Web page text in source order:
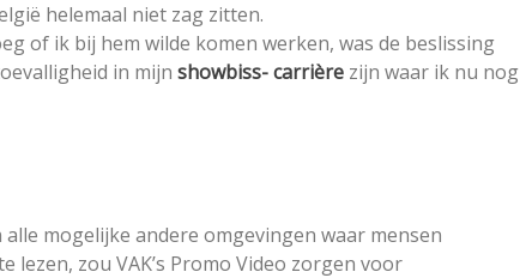
helemaal niet zag zitten.
of ik bij hem wilde komen werken, was de beslissing
in mijn showbiss- carrière zijn waar ik nu nog
mogelijke andere omgevingen waar mensen
zou VAK’s Promo Video zorgen voor